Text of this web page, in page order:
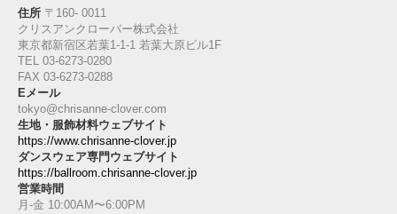
住所 〒160‐ 0011
クリスアンクローバー株式会社
東京都新宿区若葉1‐1-1 若葉大原ビル1F
TEL 03-6273-0280
FAX 03-6273-0288
Eメール
tokyo@chrisanne-clover.com
生地・服飾材料ウェブサイト
https://www.chrisanne-clover.jp
ダンスウェア専門ウェブサイト
https://ballroom.chrisanne-clover.jp
営業時間
月-金 10:00AM〜6:00PM